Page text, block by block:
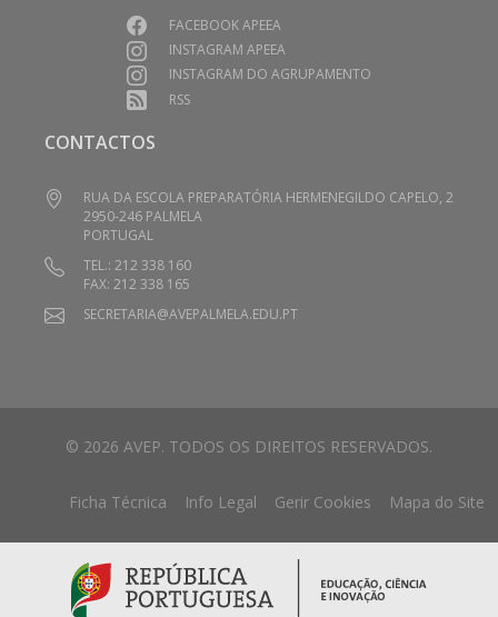
FACEBOOK APEEA
INSTAGRAM APEEA
INSTAGRAM DO AGRUPAMENTO
RSS
CONTACTOS
RUA DA ESCOLA PREPARATÓRIA HERMENEGILDO CAPELO, 2
2950-246 PALMELA
PORTUGAL
TEL.: 212 338 160
FAX: 212 338 165
SECRETARIA@AVEPALMELA.EDU.PT
© 2026 AVEP. TODOS OS DIREITOS RESERVADOS.
Ficha Técnica Info Legal Gerir Cookies Mapa do Site